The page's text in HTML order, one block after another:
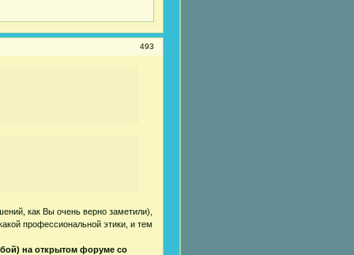
493
как Вы очень верно заметили),
профессиональной этики, и тем
на открытом форуме со